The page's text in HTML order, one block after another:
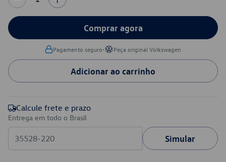
Comprar agora
Pagamento seguro• Peça original Volkswagen
Adicionar ao carrinho
Calcule frete e prazo
Entrega em todo o Brasil
Simular